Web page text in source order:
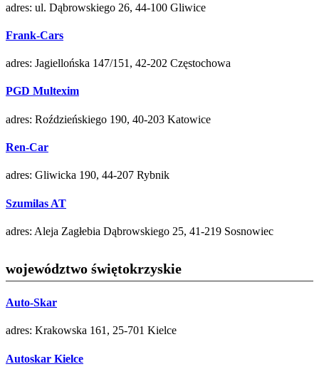
adres: ul. Dąbrowskiego 26, 44-100 Gliwice
Frank-Cars
adres: Jagiellońska 147/151, 42-202 Częstochowa
PGD Multexim
adres: Roździeńskiego 190, 40-203 Katowice
Ren-Car
adres: Gliwicka 190, 44-207 Rybnik
Szumilas AT
adres: Aleja Zagłebia Dąbrowskiego 25, 41-219 Sosnowiec
województwo świętokrzyskie
Auto-Skar
adres: Krakowska 161, 25-701 Kielce
Autoskar Kielce